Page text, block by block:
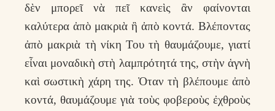
δὲν μπορεῖ νὰ πεῖ κανεὶς ἂν φαίνονται
καλύτερα ἀπὸ μακριὰ ἢ ἀπὸ κοντά. Βλέποντας
ἀπὸ μακριὰ τὴ νίκη Του τὴ θαυμάζουμε, γιατί
εἶναι μοναδικὴ στὴ λαμπρότητά της, στὴν ἁγνὴ
καὶ σωστικὴ χάρη της. Ὀταν τὴ βλέπουμε ἀπὸ
κοντά, θαυμάζουμε γιὰ τοὺς φοβεροὺς ἐχθροὺς